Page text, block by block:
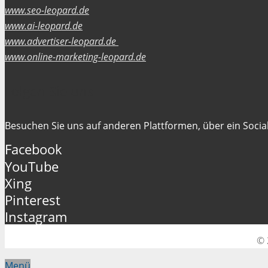
www.seo-leopard.de
www.ai-leopard.de
www.advertiser-leopard.de
www.online-marketing-leopard.de
Besuchen Sie uns auf anderen Plattformen, über ein
Facebook
YouTube
Xing
Pinterest
Instagram
©